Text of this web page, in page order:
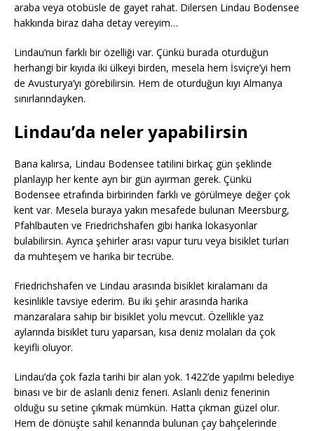
araba veya otobüsle de gayet rahat. Dilersen Lindau Bodensee
hakkında biraz daha detay vereyim…
Lindau’nun farklı bir özelliği var. Çünkü burada oturduğun
herhangi bir kıyıda iki ülkeyi birden, mesela hem İsviçre’yi hem
de Avusturya’yı görebilirsin. Hem de oturduğun kıyı Almanya
sınırlarındayken.
Lindau’da neler yapabilirsin
Bana kalırsa, Lindau Bodensee tatilini birkaç gün şeklinde
planlayıp her kente ayrı bir gün ayırman gerek. Çünkü
Bodensee etrafında birbirinden farklı ve görülmeye değer çok
kent var. Mesela buraya yakın mesafede bulunan Meersburg,
Pfahlbauten ve Friedrichshafen gibi harika lokasyonlar
bulabilirsin. Ayrıca şehirler arası vapur turu veya bisiklet turları
da muhteşem ve harika bir tecrübe.
Friedrichshafen ve Lindau arasında bisiklet kiralamanı da
kesinlikle tavsiye ederim. Bu iki şehir arasında harika
manzaralara sahip bir bisiklet yolu mevcut. Özellikle yaz
aylarında bisiklet turu yaparsan, kısa deniz molaları da çok
keyifli oluyor.
Lindau’da çok fazla tarihi bir alan yok. 1422’de yapılmı belediye
binası ve bir de aslanlı deniz feneri. Aslanlı deniz fenerinin
olduğu su setine çıkmak mümkün. Hatta çıkman güzel olur.
Hem de dönüşte sahil kenarında bulunan çay bahçelerinde